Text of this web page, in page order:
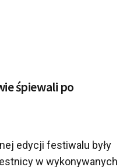
śpiewali po
edycji festiwalu były
w wykonywanych